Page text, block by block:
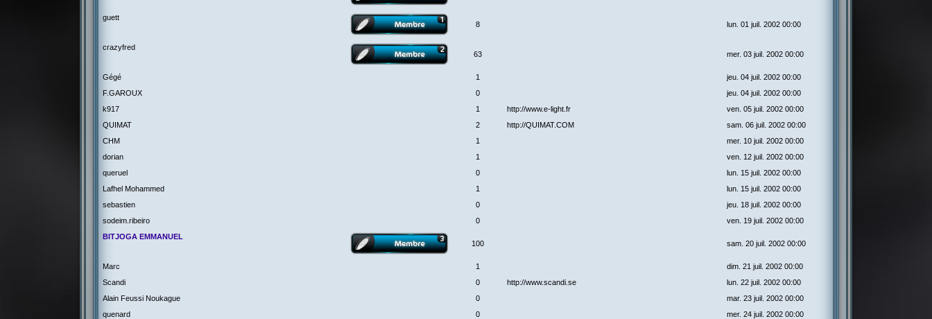
guett
8
lun. 01 juil. 2002 00:00
crazyfred
63
mer. 03 juil. 2002 00:00
Gégé 1
jeu. 04 juil. 2002 00:00
F.GAROUX
0
jeu. 04 juil. 2002 00:00
k917
1 http://www.e-light.fr
ven. 05 juil. 2002 00:00
QUIMAT
2 http://QUIMAT.COM
sam. 06 juil. 2002 00:00
CHM
1
mer. 10 juil. 2002 00:00
dorian
1
ven. 12 juil. 2002 00:00
queruel
0
lun. 15 juil. 2002 00:00
Lafhel Mohammed
1
lun. 15 juil. 2002 00:00
sebastien
0
jeu. 18 juil. 2002 00:00
sodeim.ribeiro
0
ven. 19 juil. 2002 00:00
BITJOGA EMMANUEL
100
sam. 20 juil. 2002 00:00
Marc 1
dim. 21 juil. 2002 00:00
Scandi
0 http://www.scandi.se
lun. 22 juil. 2002 00:00
Alain Feussi Noukague
0
mar. 23 juil. 2002 00:00
quenard
0 mer. 24 juil. 2002 00:00